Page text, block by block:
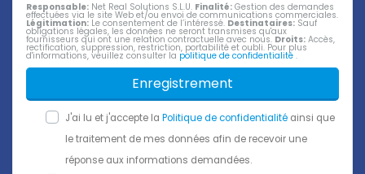
Responsable: Net Real Solutions S.L.U. Finalité: Gestion des demandes
effectuées via le site Web et/ou envoi de communications commerciales.
Légitimation: Le consentement de l’intéressé. Destinataires: Sauf
obligations légales, les données ne seront transmises qu'aux
fournisseurs qui ont une relation contractuelle avec nous. Droits: Accès,
rectification, suppression, restriction, portabilité et oubli. Pour plus
d'informations, veuillez consulter la politique de confidentialité .
Enregistrement
J'ai lu et j'accepte la Politique de confidentialité ainsi que
le traitement de mes données afin de recevoir une
réponse aux informations demandées.